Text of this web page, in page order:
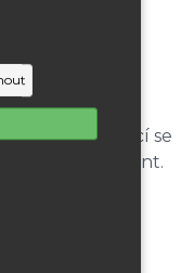
dotazy týkající se
pro náš sortiment.
hledali? Naši